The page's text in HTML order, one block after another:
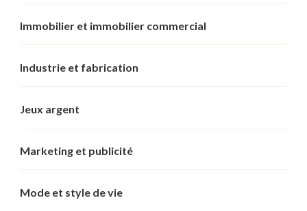
Immobilier et immobilier commercial
Industrie et fabrication
Jeux argent
Marketing et publicité
Mode et style de vie